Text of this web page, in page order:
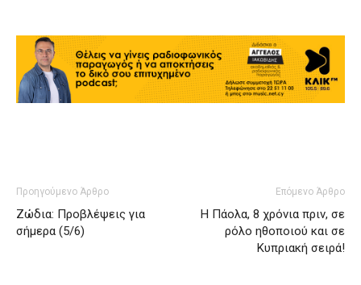
Προηγούμενο Άρθρο
Ζώδια: Προβλέψεις για
σήμερα (5/6)
Επόμενο Άρθρο
Η Πάολα, 8 χρόνια πριν, σε
ρόλο ηθοποιού και σε
Κυπριακή σειρά!